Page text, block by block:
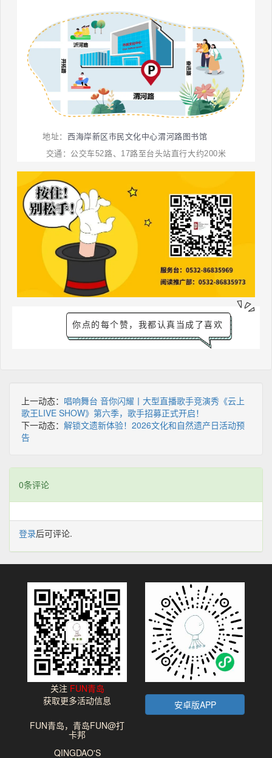
地址：西海岸新区市民文化中心渭河路图书馆
交通：公交车52路、17路至台头站直行大约200米
你点的每个赞，我都认真当成了喜欢
上一动态： 唱响舞台 音你闪耀丨大型直播歌手竞演秀《云上
歌王LIVE SHOW》第六季，歌手招募正式开启！
下一动态： 解锁文遗新体验！2026文化和自然遗产日活动预
告
0条评论
登录后可评论.
关注 FUN青岛
获取更多活动信息
安卓版APP
FUN青岛，青岛FUN@打
卡邦
QINGDAO'S